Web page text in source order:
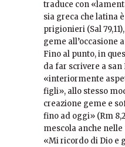
traduce con
sia greca che latina
prigionieri (Sal
geme all’occasione
Fino al punto, in
da far scrivere a
«interiormente
figli», allo stesso
creazione geme e
fino ad oggi» (Rm
mescola anche
«Mi ricordo di Dio e